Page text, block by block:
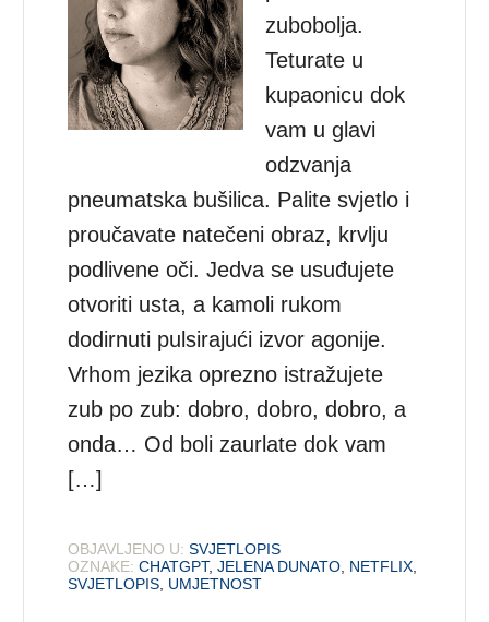
zubobolja.
Teturate u
kupaonicu dok
vam u glavi
odzvanja
pneumatska bušilica. Palite svjetlo i
proučavate natečeni obraz, krvlju
podlivene oči. Jedva se usuđujete
otvoriti usta, a kamoli rukom
dodirnuti pulsirajući izvor agonije.
Vrhom jezika oprezno istražujete
zub po zub: dobro, dobro, dobro, a
onda… Od boli zaurlate dok vam
[…]
OBJAVLJENO U: SVJETLOPIS
OZNAKE: CHATGPT,JELENA DUNATO NETFLIX
SVJETLOPIS UMJETNOST